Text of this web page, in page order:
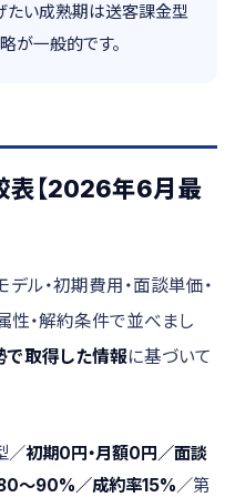
たい成熟期は送客課金型
が一般的です。
表【2026年6月最
ル・初期費用・面談単価・
性・解約条件で並べまし
取得した情報に基づいて
／初期0円・月額0円／面談
〜90%／成約率15%／第